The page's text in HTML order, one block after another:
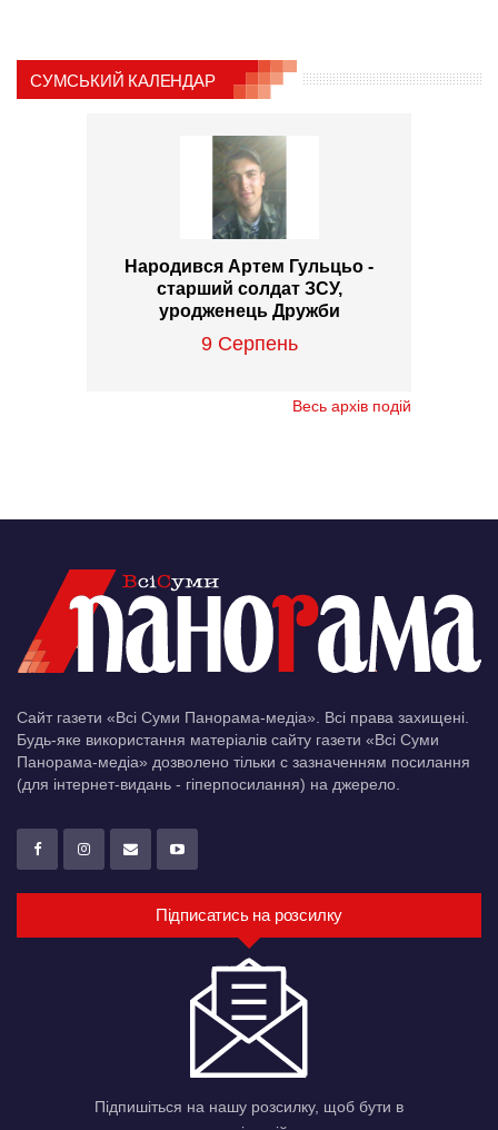
СУМСЬКИЙ КАЛЕНДАР
Народився Артем Гульцьо -
старший солдат ЗСУ,
уродженець Дружби
9 Серпень
Весь архів подій
Сайт газети «Всі Суми Панорама-медіа». Всі права захищені.
Будь-яке використання матеріалів сайту газети «Всі Суми
Панорама-медіа» дозволено тільки c зазначенням посилання
(для інтернет-видань - гіперпосилання) на джерело.
Підписатись на розсилку
Підпишіться на нашу розсилку, щоб бути в